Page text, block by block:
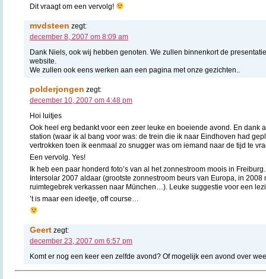
Dit vraagt om een vervolg!
mvdsteen zegt:
december 8, 2007 om 8:09 am
Dank Niels, ook wij hebben genoten. We zullen binnenkort de
website.
We zullen ook eens werken aan een pagina met onze gezichten..
polderjongen zegt:
december 10, 2007 om 4:48 pm
Hoi luitjes
Ook heel erg bedankt voor een zeer leuke en boeiende avond. En dank
station (waar ik al bang voor was: de trein die ik naar Eindhoven had
vertrokken toen ik eenmaal zo snugger was om iemand naar de tijd te
Een vervolg. Yes!
Ik heb een paar honderd foto’s van al het zonnestroom moois in
Intersolar 2007 aldaar (grootste zonnestroom beurs van Europa, in 2008
ruimtegebrek verkassen naar München…). Leuke suggestie voor een
’t is maar een ideetje, off course…
Geert zegt:
december 23, 2007 om 6:57 pm
Komt er nog een keer een zelfde avond? Of mogelijk een avond over